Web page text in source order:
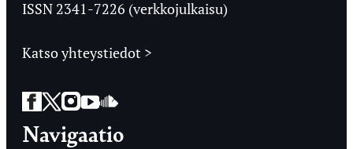
ISSN 2341-7226 (verkkojulkaisu)
Katso yhteystiedot >
Facebook
Twitter
Instagram
YouTube
SoundCloud
Navigaatio